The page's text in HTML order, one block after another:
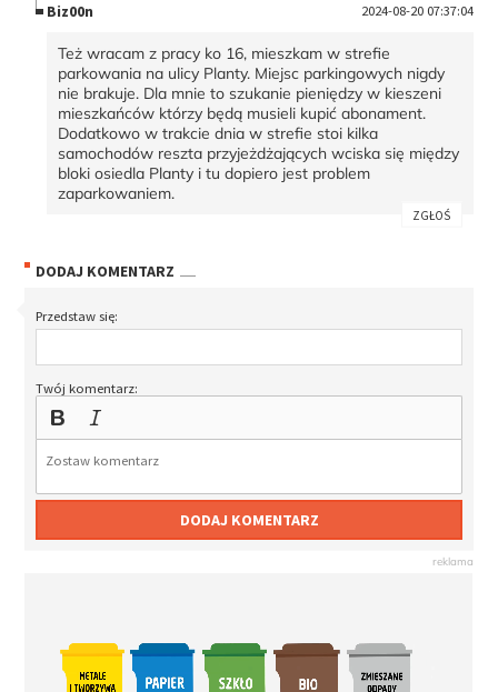
Biz00n 2024-08-20 07:37:04
Też wracam z pracy ko 16, mieszkam w strefie
parkowania na ulicy Planty. Miejsc parkingowych nigdy
nie brakuje. Dla mnie to szukanie pieniędzy w kieszeni
mieszkańców którzy będą musieli kupić abonament.
Dodatkowo w trakcie dnia w strefie stoi kilka
samochodów reszta przyjeżdżających wciska się między
bloki osiedla Planty i tu dopiero jest problem
zaparkowaniem.
ZGŁOŚ
DODAJ KOMENTARZ
Przedstaw się:
Twój komentarz:
DODAJ KOMENTARZ